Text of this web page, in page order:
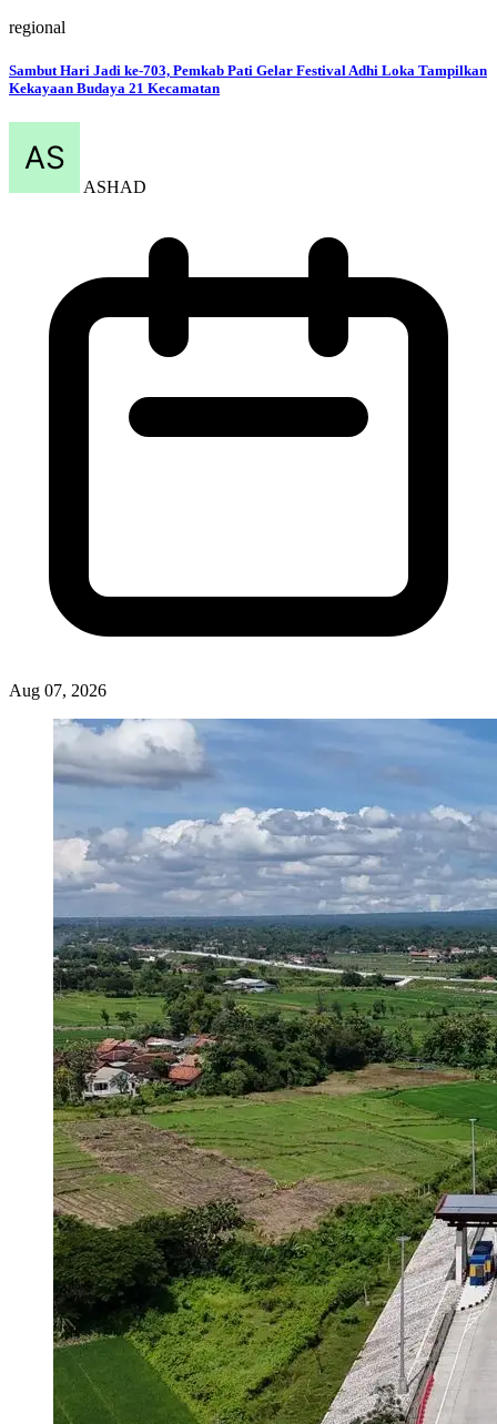
regional
Sambut Hari Jadi ke-703, Pemkab Pati Gelar Festival Adhi Loka Tampilkan
Kekayaan Budaya 21 Kecamatan
ASHAD
Aug 07, 2026